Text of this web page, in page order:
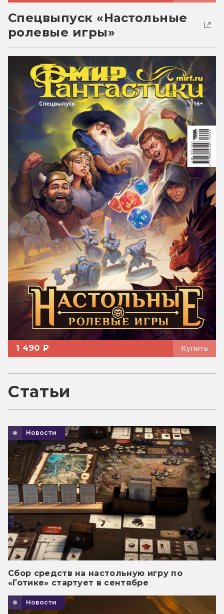
Спецвыпуск «Настольные
ролевые игры»
1 490 ₽ Купить
Статьи
Новости
Сбор средств на настольную игру по
«Готике» стартует в сентябре
Новости